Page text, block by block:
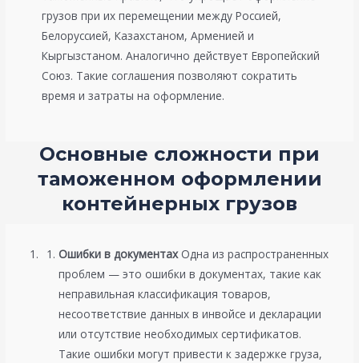
грузов при их перемещении между Россией,
Белоруссией, Казахстаном, Арменией и
Кыргызстаном. Аналогично действует Европейский
Союз. Такие соглашения позволяют сократить
время и затраты на оформление.
Основные сложности при
таможенном оформлении
контейнерных грузов
Ошибки в документахОдна из распространенных
проблем — это ошибки в документах, такие как
неправильная классификация товаров,
несоответствие данных в инвойсе и декларации
или отсутствие необходимых сертификатов.
Такие ошибки могут привести к задержке груза,